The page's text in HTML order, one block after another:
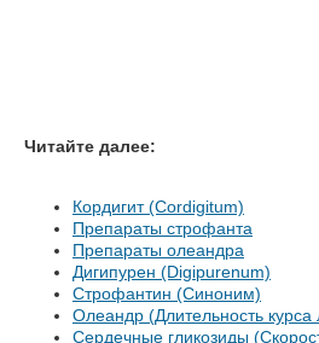
Читайте далее:
Кордигит (Cordigitum)
Препараты строфанта
Препараты олеандра
Дигипурен (Digipurenum)
Строфантин (Синоним)
Олеандр (Длительность курса
Сердечные гликозиды